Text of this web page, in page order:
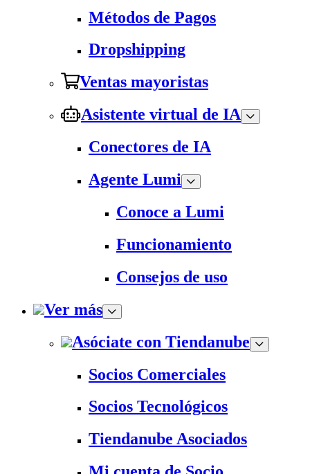
Métodos de Pagos
Dropshipping
Ventas mayoristas
Asistente virtual de IA
Conectores de IA
Agente Lumi
Conoce a Lumi
Funcionamiento
Consejos de uso
Ver más
Asóciate con Tiendanube
Socios Comerciales
Socios Tecnológicos
Tiendanube Asociados